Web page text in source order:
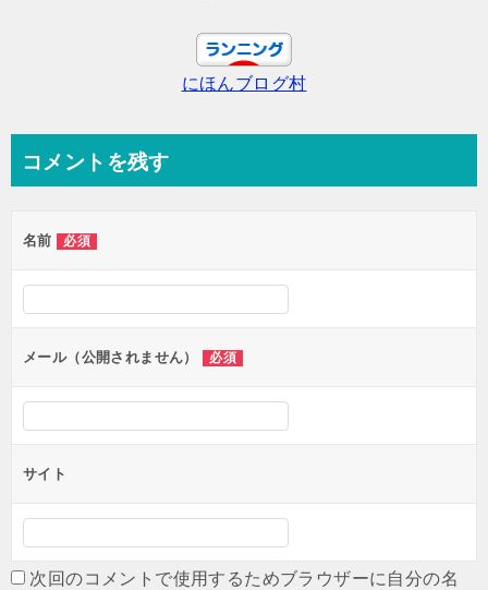
ン
にほんブログ村
コメントを残す
名前 必須
メール（公開されません） 必須
サイト
次回のコメントで使用するためブラウザーに自分の名